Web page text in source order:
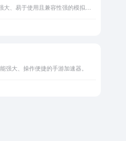
强大、操作便捷的手游加速器。